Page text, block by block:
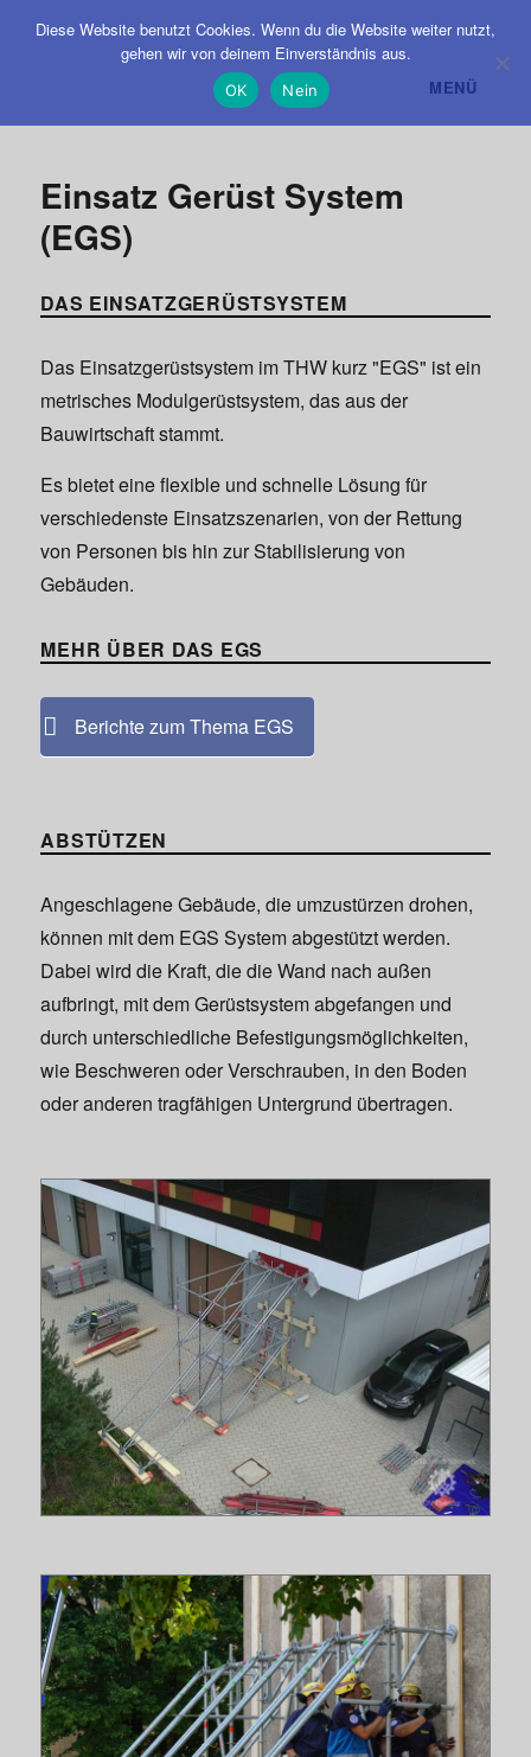
MENÜ
Einsatz Gerüst System
(EGS)
DAS EINSATZGERÜSTSYSTEM
Das Einsatzgerüstsystem im THW kurz "EGS" ist ein
metrisches Modulgerüstsystem, das aus der
Bauwirtschaft stammt.
Es bietet eine flexible und schnelle Lösung für
verschiedenste Einsatzszenarien, von der Rettung
von Personen bis hin zur Stabilisierung von
Gebäuden.
MEHR ÜBER DAS EGS
Berichte zum Thema EGS
ABSTÜTZEN
Angeschlagene Gebäude, die umzustürzen drohen,
können mit dem EGS System abgestützt werden.
Dabei wird die Kraft, die die Wand nach außen
aufbringt, mit dem Gerüstsystem abgefangen und
durch unterschiedliche Befestigungsmöglichkeiten,
wie Beschweren oder Verschrauben, in den Boden
oder anderen tragfähigen Untergrund übertragen.
Diese Website benutzt Cookies. Wenn du die Website weiter nutzt,
gehen wir von deinem Einverständnis aus.
OK Nein